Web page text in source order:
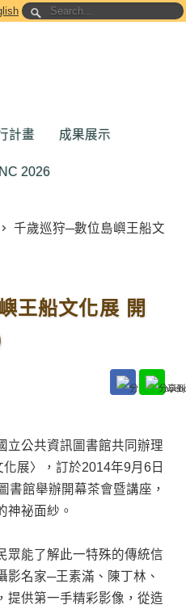
計畫 成果展示
2026
千歲巡狩─數位島嶼王船文
王船文化展 開
立公共資訊圖書館共同辦理
展〉，訂於2014年9月6日
書館舉辦開幕茶會暨講座，
神祕面紗。
眾能了解此一特殊的傳統信
影名家─王素滿、陳丁林、
提供第一手精彩影像，從造